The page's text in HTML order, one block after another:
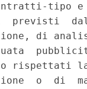
tipo
previsti
di
rispettati
o  di